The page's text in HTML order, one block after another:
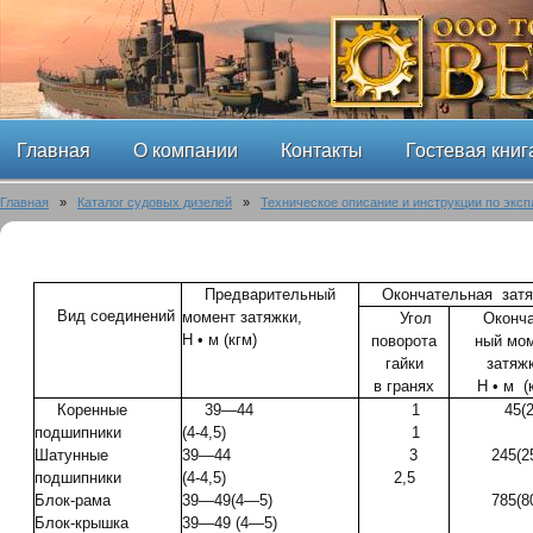
Главная О компании Контакты Гостевая
Главная » Каталог судовых дизелей » Техническое описание и инструкции по
Вид соединений
Предварительный
момент затяжки,
Н • м (кгм)
Окончательная
Угол
поворота
гайки
в гранях
ный
Н • м
Коренные
подшипники
Шатунные
подшипники
Блок-рама
Блок-крышка
39—44
(4-4,5)
39—44
(4-4,5)
39—49(4—5)
39—49 (4—5)
1
1
3
2,5